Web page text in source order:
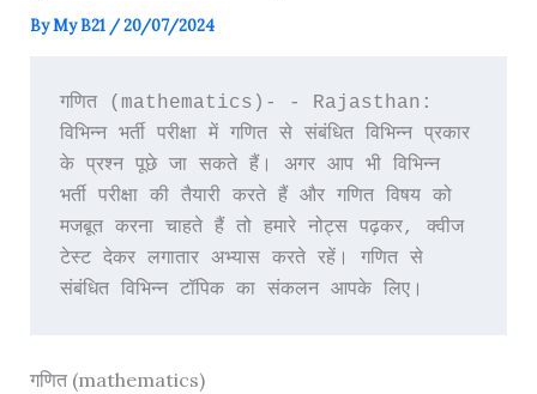
ByMy B21 /20/07/2024
गणित (mathematics)- - Rajasthan:
विभिन्न भर्ती परीक्षा में गणित से संबंधित विभिन्न प्रकार
के प्रश्न पूछे जा सकते हैं। अगर आप भी विभिन्न
भर्ती परीक्षा की तैयारी करते हैं और गणित विषय को
मजबूत करना चाहते हैं तो हमारे नोट्स पढ़कर, क्वीज
टेस्ट देकर लगातार अभ्यास करते रहें। गणित से
संबंधित विभिन्न टॉपिक का संकलन आपके लिए।
गणित (mathematics)